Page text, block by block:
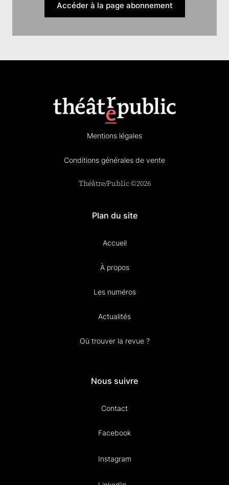
Accéder à la page abonnement
Mentions légales
Conditions générales de vente
Théâtre/Public ©2026
Plan du site
Accueil
À propos
Les numéros
Actualités
Où trouver la revue ?
Nous suivre
Contact
Facebook
Instagram